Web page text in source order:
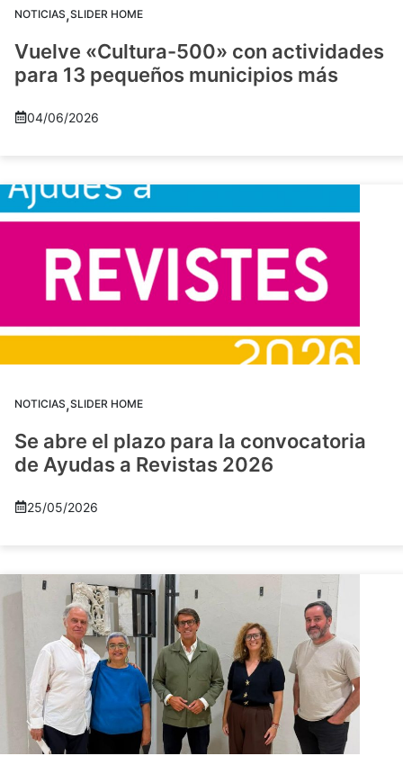
NOTICIAS,SLIDER HOME
Vuelve «Cultura-500» con actividades
para 13 pequeños municipios más
04/06/2026
NOTICIAS,SLIDER HOME
Se abre el plazo para la convocatoria
de Ayudas a Revistas 2026
25/05/2026